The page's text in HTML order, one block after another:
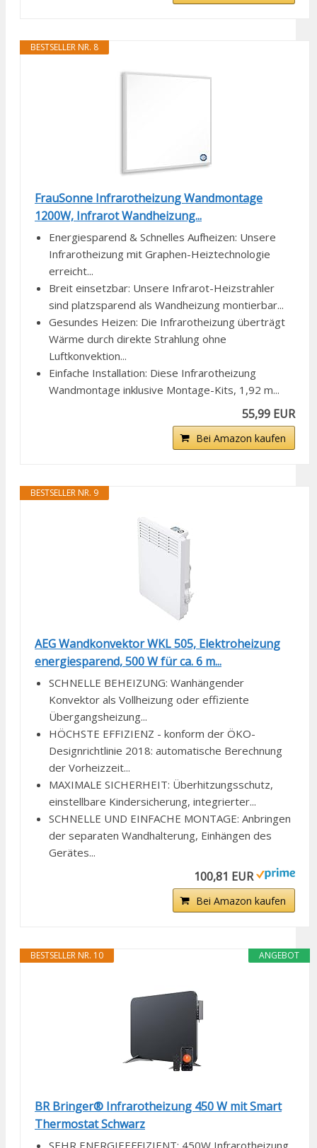
BESTSELLER NR. 8
FrauSonne Infrarotheizung Wandmontage
1200W, Infrarot Wandheizung...
Energiesparend & Schnelles Aufheizen: Unsere
Infrarotheizung mit Graphen-Heiztechnologie
erreicht...
Breit einsetzbar: Unsere Infrarot-Heizstrahler
sind platzsparend als Wandheizung montierbar...
Gesundes Heizen: Die Infrarotheizung überträgt
Wärme durch direkte Strahlung ohne
Luftkonvektion...
Einfache Installation: Diese Infrarotheizung
Wandmontage inklusive Montage-Kits, 1,92 m...
55,99 EUR
Bei Amazon kaufen
BESTSELLER NR. 9
AEG Wandkonvektor WKL 505, Elektroheizung
energiesparend, 500 W für ca. 6 m...
SCHNELLE BEHEIZUNG: Wanhängender
Konvektor als Vollheizung oder effiziente
Übergangsheizung...
HÖCHSTE EFFIZIENZ - konform der ÖKO-
Designrichtlinie 2018: automatische Berechnung
der Vorheizzeit...
MAXIMALE SICHERHEIT: Überhitzungsschutz,
einstellbare Kindersicherung, integrierter...
SCHNELLE UND EINFACHE MONTAGE: Anbringen
der separaten Wandhalterung, Einhängen des
Gerätes...
100,81 EUR
Bei Amazon kaufen
ANGEBOT
BESTSELLER NR. 10
BR Bringer® Infrarotheizung 450 W mit Smart
Thermostat Schwarz
SEHR ENERGIEEFFIZIENT: 450W Infrarotheizung